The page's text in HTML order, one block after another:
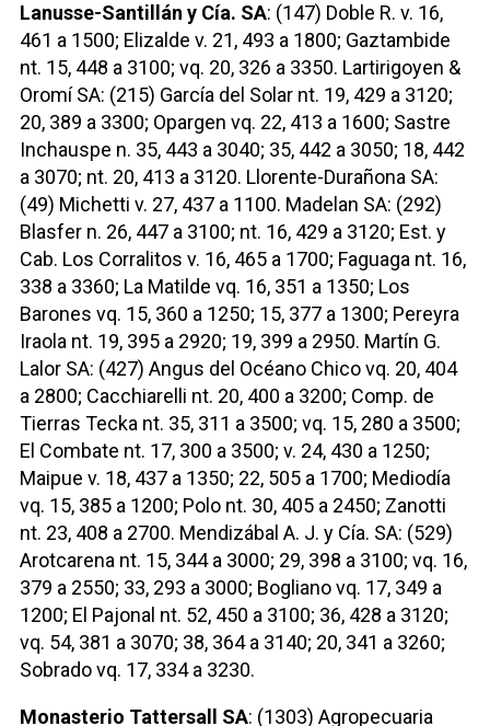
Lanusse-Santillán y Cía. SA: (147) Doble R. v. 16,
461 a 1500; Elizalde v. 21, 493 a 1800; Gaztambide
nt. 15, 448 a 3100; vq. 20, 326 a 3350. Lartirigoyen &
Oromí SA: (215) García del Solar nt. 19, 429 a 3120;
20, 389 a 3300; Opargen vq. 22, 413 a 1600; Sastre
Inchauspe n. 35, 443 a 3040; 35, 442 a 3050; 18, 442
a 3070; nt. 20, 413 a 3120. Llorente-Durañona SA:
(49) Michetti v. 27, 437 a 1100. Madelan SA: (292)
Blasfer n. 26, 447 a 3100; nt. 16, 429 a 3120; Est. y
Cab. Los Corralitos v. 16, 465 a 1700; Faguaga nt. 16,
338 a 3360; La Matilde vq. 16, 351 a 1350; Los
Barones vq. 15, 360 a 1250; 15, 377 a 1300; Pereyra
Iraola nt. 19, 395 a 2920; 19, 399 a 2950. Martín G.
Lalor SA: (427) Angus del Océano Chico vq. 20, 404
a 2800; Cacchiarelli nt. 20, 400 a 3200; Comp. de
Tierras Tecka nt. 35, 311 a 3500; vq. 15, 280 a 3500;
El Combate nt. 17, 300 a 3500; v. 24, 430 a 1250;
Maipue v. 18, 437 a 1350; 22, 505 a 1700; Mediodía
vq. 15, 385 a 1200; Polo nt. 30, 405 a 2450; Zanotti
nt. 23, 408 a 2700. Mendizábal A. J. y Cía. SA: (529)
Arotcarena nt. 15, 344 a 3000; 29, 398 a 3100; vq. 16,
379 a 2550; 33, 293 a 3000; Bogliano vq. 17, 349 a
1200; El Pajonal nt. 52, 450 a 3100; 36, 428 a 3120;
vq. 54, 381 a 3070; 38, 364 a 3140; 20, 341 a 3260;
Sobrado vq. 17, 334 a 3230.
Monasterio Tattersall SA: (1303) Agropecuaria